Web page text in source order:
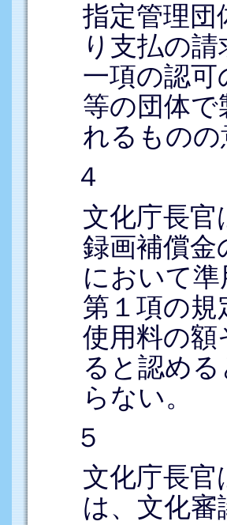
指定管理団
り支払の
一項の認
等の団体
れるもの
４
文化庁長官
録画補償金
において
第１項の規
使用料の
ると認め
らない。
５
文化庁長
は、文化